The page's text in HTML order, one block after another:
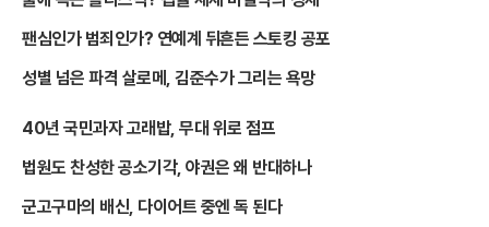
팬심인가 범죄인가? 연예계 뒤흔든 스토킹 공포
성별 넘은 파격 살로메, 김준수가 그리는 욕망
40년 국민과자 고래밥, 무대 위로 점프
법원도 찬성한 공소기각, 야권은 왜 반대하나
군고구마의 배신, 다이어트 중엔 독 된다